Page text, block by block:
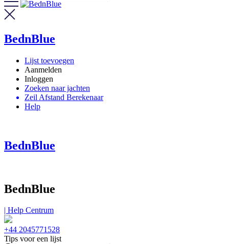
BednBlue
Lijst toevoegen
Aanmelden
Inloggen
Zoeken naar jachten
Zeil Afstand Berekenaar
Help
BednBlue
BednBlue
| Help Centrum
+44 2045771528
Tips voor een lijst